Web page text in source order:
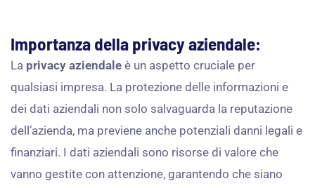
Importanza della privacy aziendale:
La privacy aziendale è un aspetto cruciale per
qualsiasi impresa. La protezione delle informazioni e
dei dati aziendali non solo salvaguarda la reputazione
dell’azienda, ma previene anche potenziali danni legali e
finanziari. I dati aziendali sono risorse di valore che
vanno gestite con attenzione, garantendo che siano